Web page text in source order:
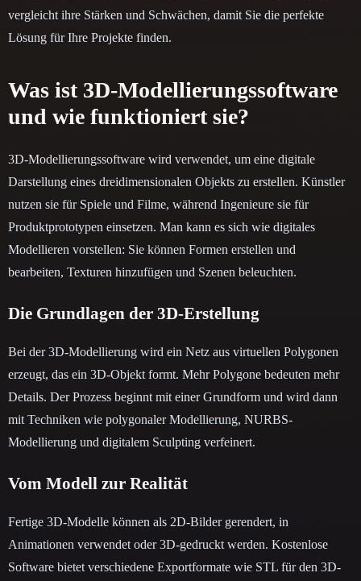
vergleicht ihre Stärken und Schwächen, damit Sie die perfekte
Lösung für Ihre Projekte finden.
Was ist 3D-Modellierungssoftware
und wie funktioniert sie?
3D-Modellierungssoftware wird verwendet, um eine digitale
Darstellung eines dreidimensionalen Objekts zu erstellen. Künstler
nutzen sie für Spiele und Filme, während Ingenieure sie für
Produktprototypen einsetzen. Man kann es sich wie digitales
Modellieren vorstellen: Sie können Formen erstellen und
bearbeiten, Texturen hinzufügen und Szenen beleuchten.
Die Grundlagen der 3D-Erstellung
Bei der 3D-Modellierung wird ein Netz aus virtuellen Polygonen
erzeugt, das ein 3D-Objekt formt. Mehr Polygone bedeuten mehr
Details. Der Prozess beginnt mit einer Grundform und wird dann
mit Techniken wie polygonaler Modellierung, NURBS-
Modellierung und digitalem Sculpting verfeinert.
Vom Modell zur Realität
Fertige 3D-Modelle können als 2D-Bilder gerendert, in
Animationen verwendet oder 3D-gedruckt werden. Kostenlose
Software bietet verschiedene Exportformate wie STL für den 3D-